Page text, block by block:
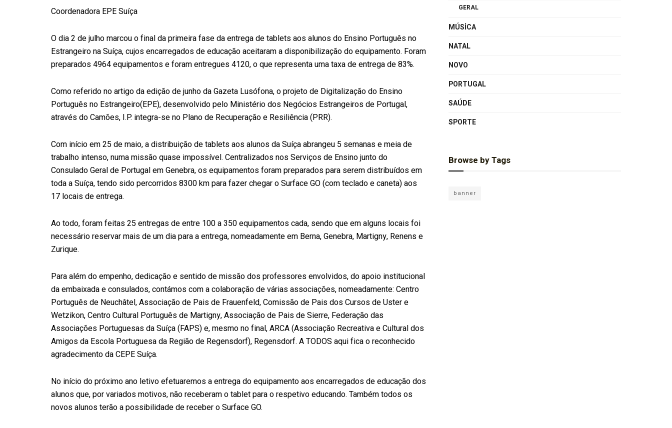
Coordenadora EPE Suíça
O dia 2 de julho marcou o final da primeira fase da entrega de tablets aos alunos do Ensino Português no
Estrangeiro na Suíça, cujos encarregados de educação aceitaram a disponibilização do equipamento. Foram
preparados 4964 equipamentos e foram entregues 4120, o que representa uma taxa de entrega de 83%.
Como referido no artigo da edição de junho daGazeta Lusófona, o projeto de Digitalização do Ensino
Português no Estrangeiro(EPE), desenvolvido pelo Ministério dos Negócios Estrangeiros de Portugal,
através do Camões, I.P. integra-se no Plano de Recuperação e Resiliência (PRR).
Com início em 25 de maio, a distribuição de tablets aos alunos da Suíça abrangeu 5 semanas e meia de
trabalho intenso, numa missão quase impossível. Centralizados nos Serviços de Ensino junto do
Consulado Geral de Portugal em Genebra, os equipamentos foram preparados para serem distribuídos em
toda a Suíça, tendo sido percorridos 8300 km para fazer chegar o Surface GO (com teclado e caneta) aos
17 locais de entrega.
Ao todo, foram feitas 25 entregas de entre 100a350 equipamentos cada, sendo que em alguns locais foi
necessário reservar mais de um dia para a entrega, nomeadamente em Berna, Genebra, Martigny, Renense
Zurique.
Para além do empenho, dedicação e sentido de missão dos professores envolvidos, do apoio institucional
da embaixada e consulados, contámos com a colaboração de várias associações, nomeadamente: Centro
Português de Neuchâtel, Associação de Pais de Frauenfeld, Comissão de Pais dos Cursos deUstere
Wetzikon, Centro Cultural Português de Martigny, Associação de Pais de Sierre, Federação das
Associações Portuguesas da Suíça (FAPS) e, mesmo no final, ARCA (Associação Recreativa e Cultural dos
Amigos da Escola Portuguesa da Região de Regensdorf), Regensdorf. A TODOS aqui fica o reconhecido
agradecimento da CEPE Suíça.
No início do próximo ano letivo efetuaremos a entrega do equipamento aos encarregados de educação dos
alunos que, por variados motivos, não receberam o tablet para o respetivo educando. Também todos os
novos alunos terão a possibilidade de receber o Surface GO.
GERAL
MÚSICA
NATAL
NOVO
PORTUGAL
SAÚDE
SPORTE
Browse by Tags
banner